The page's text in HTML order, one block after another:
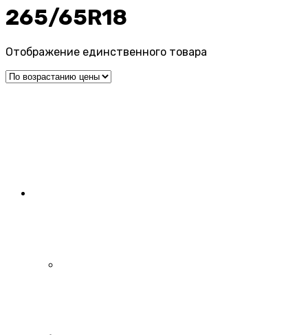
265/65R18
Отображение единственного товара